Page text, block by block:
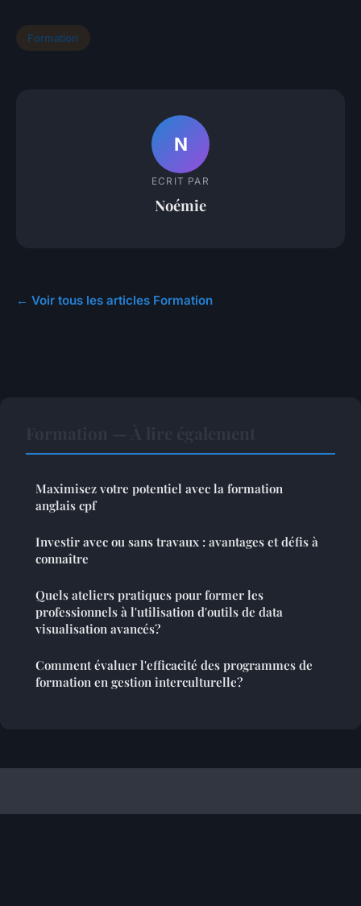
Formation
N
ECRIT PAR
Noémie
← Voir tous les articles Formation
Maximisez votre potentiel avec la formation
anglais cpf
Investir avec ou sans travaux : avantages et défis à
connaître
Quels ateliers pratiques pour former les
professionnels à l'utilisation d'outils de data
visualisation avancés?
Comment évaluer l'efficacité des programmes de
formation en gestion interculturelle?
Referencement Site Francophone